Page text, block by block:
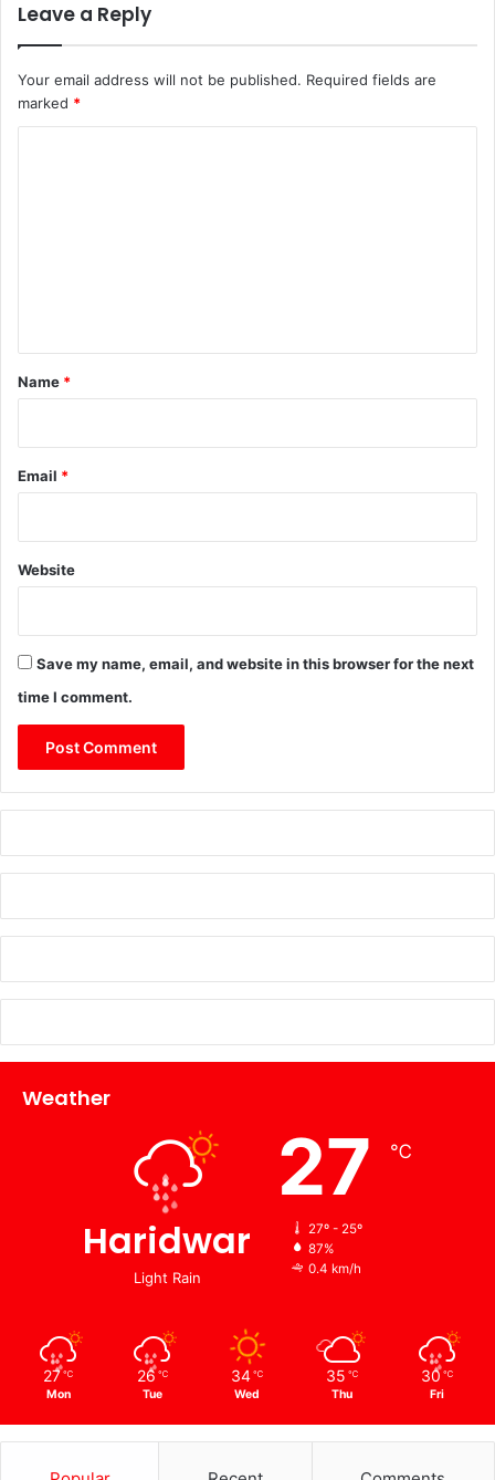
Leave a Reply
Your email address will not be published. Required fields are
marked *
*
Name *
Email *
Website
Save my name, email, and website in this browser for the next
time I comment.
Weather
Haridwar
Light Rain
27 ℃
27º - 25º
87%
0.4 km/h
27 ℃
Mon
26 ℃
Tue
34 ℃
Wed
35 ℃
Thu
30 ℃
Fri